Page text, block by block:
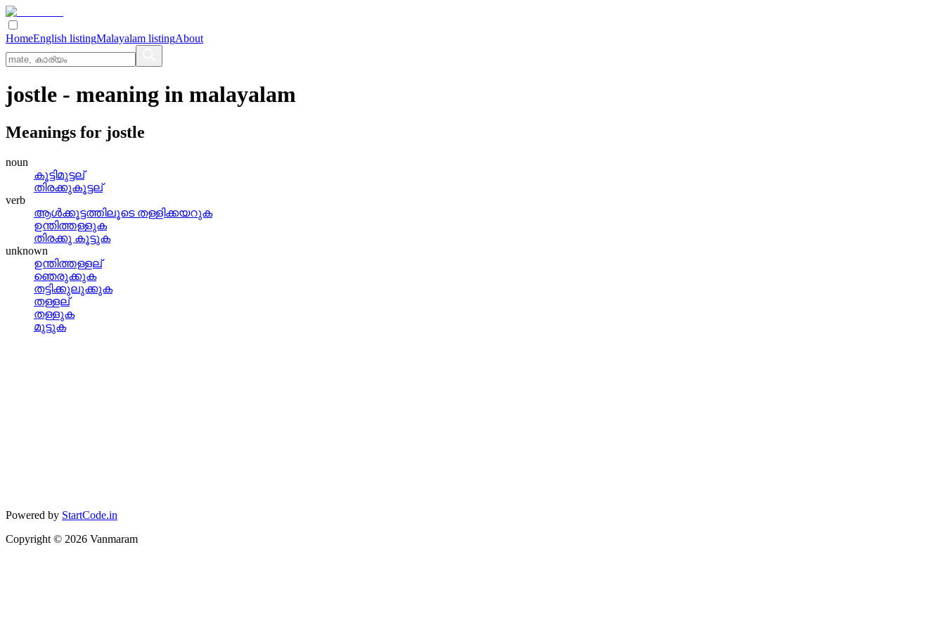
HomeEnglish listingMalayalam listingAbout
jostle - meaning in malayalam
Meanings for jostle
noun
കൂട്ടിമുട്ടല്
തിരക്കുകൂട്ടല്
verb
ആള്‍ക്കൂട്ടത്തിലൂടെ തള്ളിക്കയറുക
ഉന്തിത്തള്ളുക
തിരക്കു കൂട്ടുക
unknown
ഉന്തിത്തള്ളല്
ഞെരുക്കുക
തട്ടിക്കുലുക്കുക
തള്ളല്
തള്ളുക
മുട്ടുക
Powered by StartCode.in
Copyright © 2026 Vanmaram